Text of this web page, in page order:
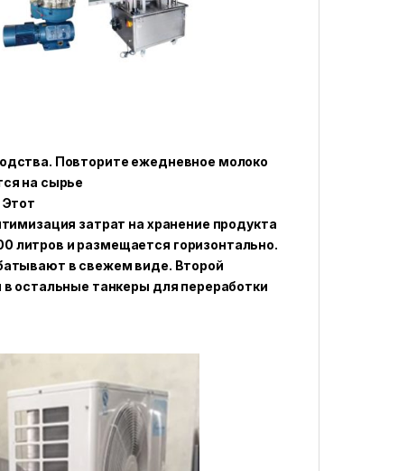
Повторите ежедневное молоко
на сырье
затрат на хранение продукта
литров и размещается горизонтально.
в свежем виде. Второй
остальные танкеры для переработки